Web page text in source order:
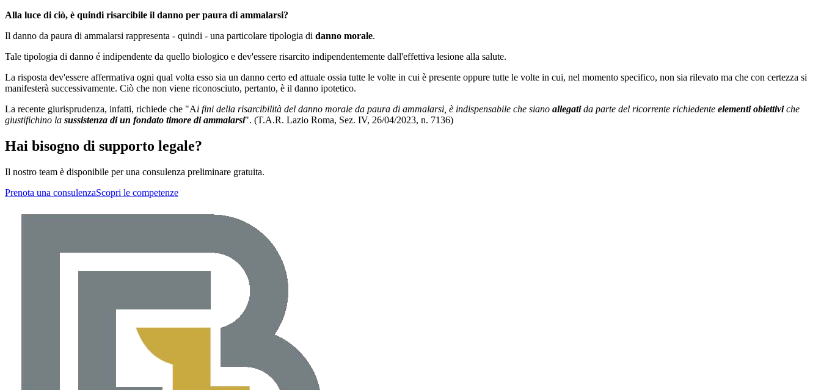
Alla luce di ciò, è quindi risarcibile il danno per paura di ammalarsi?
Il danno da paura di ammalarsi rappresenta - quindi - una particolare tipologia di danno morale.
Tale tipologia di danno é indipendente da quello biologico e dev'essere risarcito indipendentemente dall'effettiva lesione alla salute.
La risposta dev'essere affermativa ogni qual volta esso sia un danno certo ed attuale ossia tutte le volte in cui è presente oppure tutte le volte in cui, nel momento specifico, non sia rilevato ma che con certezza si
manifesterà successivamente. Ciò che non viene riconosciuto, pertanto, è il danno ipotetico.
La recente giurisprudenza, infatti, richiede che "Ai fini della risarcibilità del danno morale da paura di ammalarsi, è indispensabile che siano allegatida parte del ricorrente richiedente elementi obiettiviche
giustifichino la sussistenza di un fondato timore di ammalarsi". (T.A.R. Lazio Roma, Sez. IV, 26/04/2023, n. 7136)
Hai bisogno di supporto legale?
Il nostro team è disponibile per una consulenza preliminare gratuita.
Prenota una consulenzaScopri le competenze